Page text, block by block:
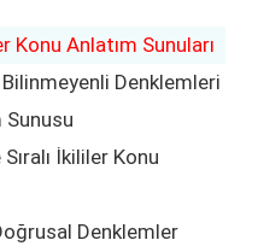
Konu Anlatım Sunuları
Denklemleri
Sunusu
İkililer Konu
Denklemler